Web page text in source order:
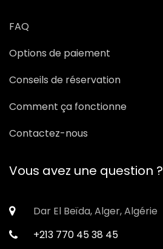
FAQ
Options de paiement
Conseils de réservation
Comment ça fonctionne
Contactez-nous
Vous avez une question ?
Dar El Beïda, Alger, Algérie
+213 770 45 38 45